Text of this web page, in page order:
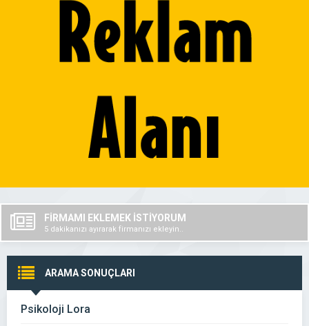
FİRMAMI EKLEMEK İSTİYORUM
5 dakikanızı ayırarak firmanızı ekleyin..
ARAMA SONUÇLARI
Psikoloji Lora